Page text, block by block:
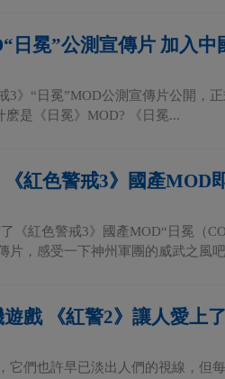
日冕”公測宣傳片 加入中
3》“日冕”MOD公測宣傳片公開，
麽是《日冕》MOD? 《日冕...
紅色警戒3》國產MOD
《紅色警戒3》國產MOD“日冕（
片，感受一下神州軍團的威武之風
戲 《紅警2》讓人愛上
它們也許早已淡出人們的視線，但